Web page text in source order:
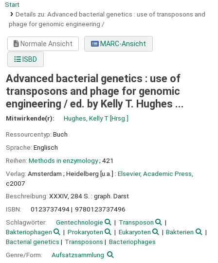
Start
Details zu: Advanced bacterial genetics : use of transposons and
phage for genomic engineering /
Normale Ansicht
MARC-Ansicht
ISBD
Advanced bacterial genetics : use of
transposons and phage for genomic
engineering / ed. by Kelly T. Hughes ...
Mitwirkende(r): Hughes, Kelly T [Hrsg.]
Ressourcentyp: Buch
Sprache: Englisch
Reihen: Methods in enzymology; 421
Verlag: Amsterdam ; Heidelberg [u.a.] : Elsevier, Academic Press,
c2007
Beschreibung: XXXIV, 284 S. : graph. Darst
ISBN:
0123737494
9780123737496
Schlagwörter:
Gentechnologie
Transposon
Bakteriophagen
Prokaryoten Eukaryoten
Bakterien
Bacterial genetics
Transposons
Bacteriophages
Genre/Form:
Aufsatzsammlung